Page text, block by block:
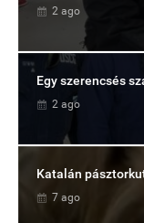
2 ago
Egy szerencsés
2 ago
Katalán
7 ago